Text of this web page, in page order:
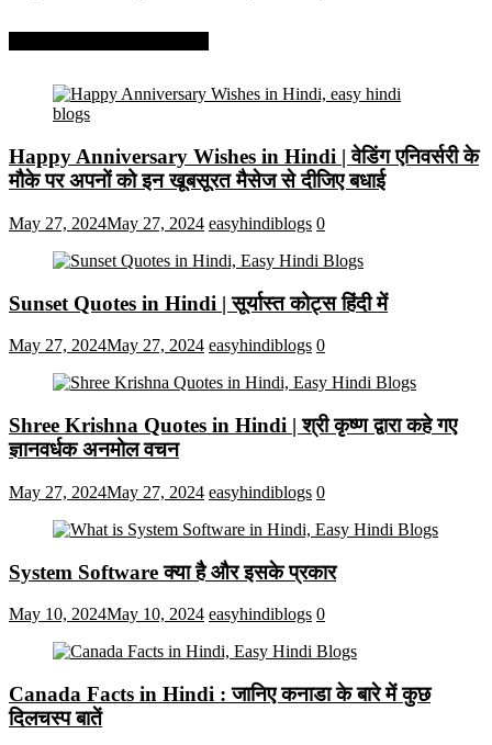
Happy Anniversary Wishes in Hindi | वेडिंग एनिवर्सरी के
मौके पर अपनों को इन खूबसूरत मैसेज से दीजिए बधाई
May 27, 2024May 27, 2024 easyhindiblogs 0
Sunset Quotes in Hindi | सूर्यास्त कोट्स हिंदी में
May 27, 2024May 27, 2024 easyhindiblogs 0
Shree Krishna Quotes in Hindi | श्री कृष्ण द्वारा कहे गए
ज्ञानवर्धक अनमोल वचन
May 27, 2024May 27, 2024 easyhindiblogs 0
System Software क्या है और इसके प्रकार
May 10, 2024May 10, 2024 easyhindiblogs 0
Canada Facts in Hindi : जानिए कनाडा के बारे में कुछ
दिलचस्प बातें